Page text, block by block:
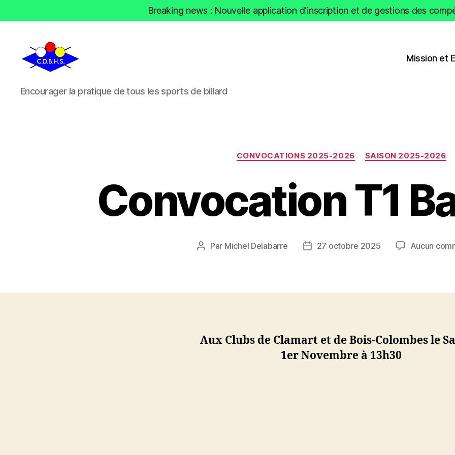
Breaking news : Nouvelle application d'inscription et de gestions des
CDBHS
Encourager la pratique de tous les sports de billard
Mission et
Catégories
CONVOCATIONS 2025-2026 SAISON 2025-2026
Convocation T1
Auteur
Par Michel Delabarre
Date27 octobre 2025 Aucun
Aux Clubs de Clamart et de Bois-Colombes le
1er Novembre à 13h30